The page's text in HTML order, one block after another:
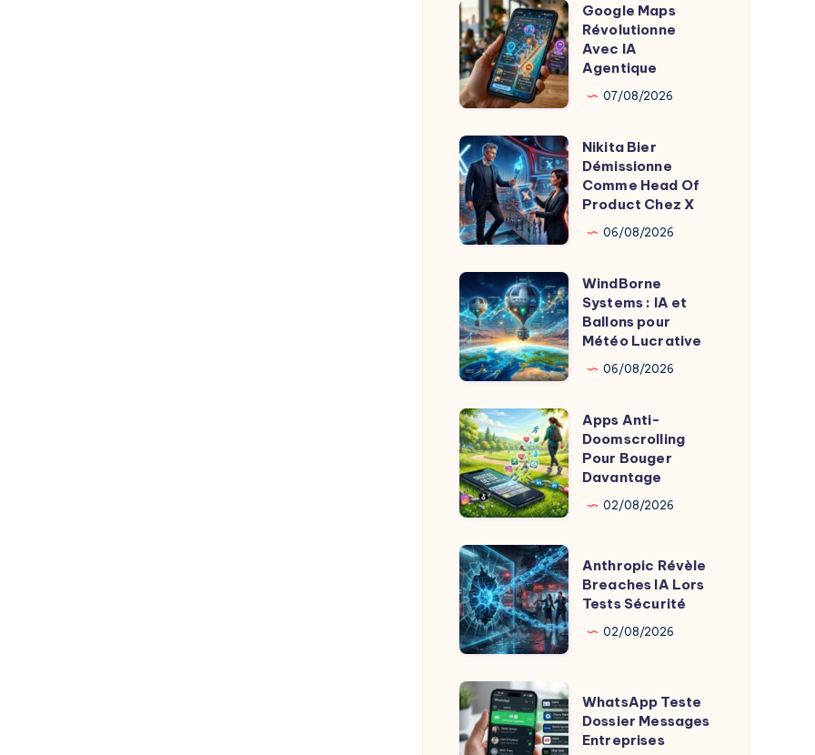
Google
Maps
Révolutionne
Avec
IA
Agentique
Google Maps
Révolutionne
Avec IA
Agentique
07/08/2026
Nikita
Bier
Démissionne
Comme
Head
Of
Product
Chez
X
Nikita Bier
Démissionne
Comme Head Of
Product Chez X
06/08/2026
WindBorne
Systems
:
IA
et
Ballons
pour
Météo
Lucrative
WindBorne
Systems : IA et
Ballons pour
Météo Lucrative
06/08/2026
Apps
Anti-
Doomscrolling
Pour
Bouger
Davantage
Apps Anti-
Doomscrolling
Pour Bouger
Davantage
02/08/2026
Anthropic
Révèle
Breaches
IA
Lors
Tests
Sécurité
Anthropic Révèle
Breaches IA Lors
Tests Sécurité
02/08/2026
WhatsApp
Teste
Dossier
WhatsApp Teste
Dossier Messages
Entreprises